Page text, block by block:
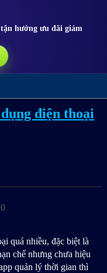
hưởng ưu đãi giảm
điện thoại
quá nhiều, đặc biệt là
chế nhưng chưa hiệu
quản lý thời gian thì